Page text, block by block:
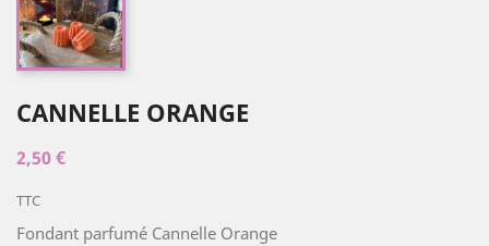
CANNELLE ORANGE
2,50 €
TTC
Fondant parfumé Cannelle Orange